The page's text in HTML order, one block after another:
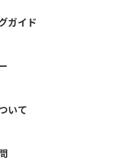
ガイド
いて